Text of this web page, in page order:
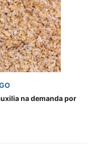
na demanda por